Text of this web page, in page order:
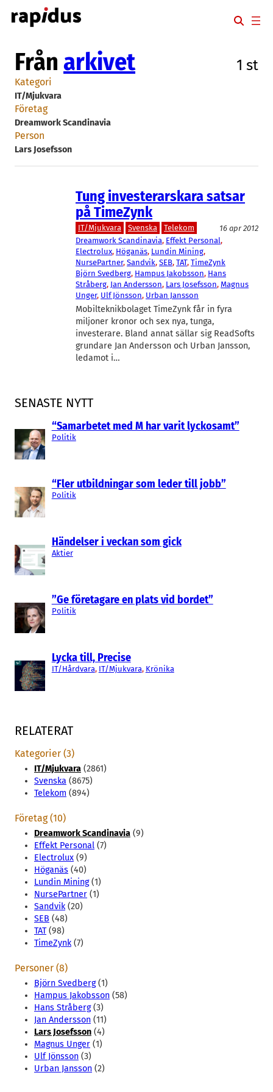
Hoppa
till
SENASTE NYTT
“Samarbetet med M har varit lyckosamt”
Politik
“Fler utbildningar som leder till jobb”
Politik
Händelser i veckan som gick
Aktier
”Ge företagare en plats vid bordet”
Politik
Lycka till, Precise
IT/Hårdvara, IT/Mjukvara, Krönika
Från arkivet 1 st
Kategori
IT/Mjukvara
Företag
Dreamwork Scandinavia
Person
Lars Josefsson
Tung investerarskara satsar
på TimeZynk
IT/Mjukvara Svenska Telekom
16 apr 2012
Dreamwork Scandinavia, Effekt Personal
Electrolux, Höganäs, Lundin Mining
NursePartner, Sandvik, SEB, TAT, TimeZynk
Björn Svedberg, Hampus Jakobsson, Hans
Stråberg, Jan Andersson, Lars Josefsson, Magnus
Unger, Ulf Jönsson, Urban Jansson
Mobilteknikbolaget TimeZynk får in fyra
miljoner kronor och sex nya, tunga,
investerare. Bland annat sällar sig ReadSofts
grundare Jan Andersson och Urban Jansson,
ledamot i…
RELATERAT
Kategorier (3)
IT/Mjukvara (2861)
Svenska (8675)
Telekom (894)
Företag (10)
Dreamwork Scandinavia (9)
Effekt Personal (7)
Electrolux (9)
Höganäs (40)
Lundin Mining(1)
NursePartner (1)
Sandvik(20)
SEB (48)
TAT(98)
TimeZynk(7)
Personer (8)
Björn Svedberg(1)
Hampus Jakobsson (58)
Hans Stråberg(3)
Jan Andersson (11)
Lars Josefsson (4)
Magnus Unger (1)
Ulf Jönsson (3)
Urban Jansson (2)